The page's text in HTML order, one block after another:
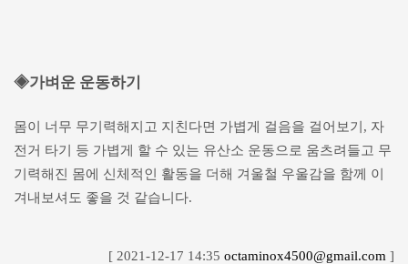
◈가벼운 운동하기
몸이 너무 무기력해지고 지친다면 가볍게 걸음을 걸어보기, 자
전거 타기 등 가볍게 할 수 있는 유산소 운동으로 움츠려들고 무
기력해진 몸에 신체적인 활동을 더해 겨울철 우울감을 함께 이
겨내보셔도 좋을 것 같습니다.
[ 2021-12-17 14:35 octaminox4500@gmail.com ]